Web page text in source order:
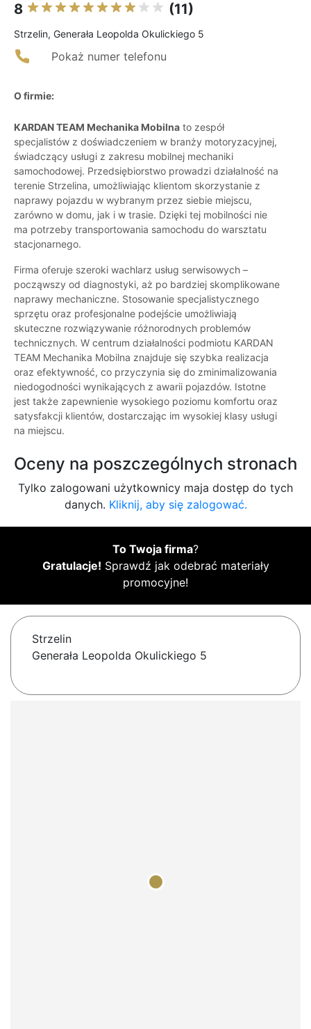
8 (11)
Strzelin, Generała Leopolda Okulickiego 5
Pokaż numer telefonu
O firmie:
KARDAN TEAM Mechanika Mobilna to zespół
specjalistów z doświadczeniem w branży motoryzacyjnej,
świadczący usługi z zakresu mobilnej mechaniki
samochodowej. Przedsiębiorstwo prowadzi działalność na
terenie Strzelina, umożliwiając klientom skorzystanie z
naprawy pojazdu w wybranym przez siebie miejscu,
zarówno w domu, jak i w trasie. Dzięki tej mobilności nie
ma potrzeby transportowania samochodu do warsztatu
stacjonarnego.
Firma oferuje szeroki wachlarz usług serwisowych –
począwszy od diagnostyki, aż po bardziej skomplikowane
naprawy mechaniczne. Stosowanie specjalistycznego
sprzętu oraz profesjonalne podejście umożliwiają
skuteczne rozwiązywanie różnorodnych problemów
technicznych. W centrum działalności podmiotu KARDAN
TEAM Mechanika Mobilna znajduje się szybka realizacja
oraz efektywność, co przyczynia się do zminimalizowania
niedogodności wynikających z awarii pojazdów. Istotne
jest także zapewnienie wysokiego poziomu komfortu oraz
satysfakcji klientów, dostarczając im wysokiej klasy usługi
na miejscu.
Oceny na poszczególnych stronach
Tylko zalogowani użytkownicy maja dostęp do tych
danych. Kliknij, aby się zalogować.
To Twoja firma?
Gratulacje! Sprawdź jak odebrać materiały
promocyjne!
Strzelin
Generała Leopolda Okulickiego 5